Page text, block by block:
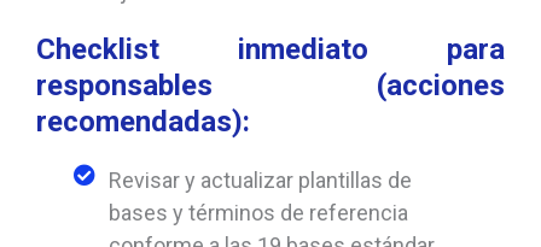
Checklist inmediato para
responsables (acciones
recomendadas):
Revisar y actualizar plantillas de
bases y términos de referencia